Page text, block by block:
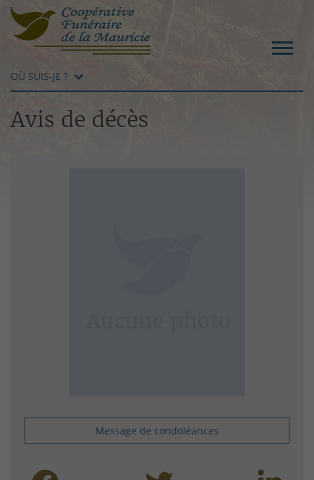
OÙ SUIS-JE ?
Avis de décès
Message de condoléances